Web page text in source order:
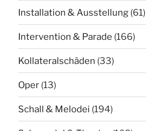
Installation & Ausstellung (61)
Intervention & Parade (166)
Kollateralschäden (33)
Oper (13)
Schall & Melodei (194)